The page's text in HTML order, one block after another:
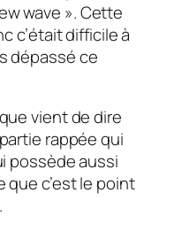
wave ». Cette
c’était difficile à
dépassé ce
vient de dire
rappée qui
possède aussi
que c’est le point